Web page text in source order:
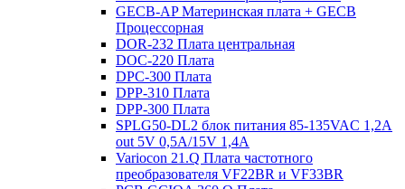
GECB-AP Материнская плата + GECB
Процессорная
DOR-232 Плата центральная
DOC-220 Плата
DPC-300 Плата
DPP-310 Плата
DPP-300 Плата
SPLG50-DL2 блок питания 85-135VAC 1,2А
out 5V 0,5А/15V 1,4А
Variocon 21.Q Плата частотного
преобразователя VF22BR и VF33BR